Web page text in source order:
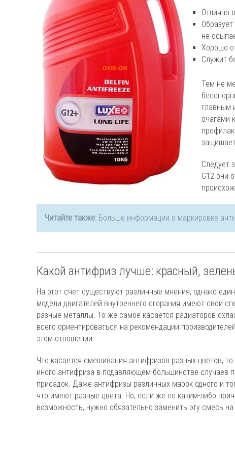
Отлично
не
Хорошо
Служит
Тем не
главным
очагами
Следует
G12 они
Читайте также: Больше информации о маркировке
Какой антифриз лучше: красный,
На этот счет существуют различные мнения, однако
модели двигателей внутреннего сгорания имеют свои
разные металлы. То же самое касается радиаторов
всего ориентироваться на рекомендации
этом отношении.
Что касается смешивания антифризов разных цветов,
иного антифриза в подавляющем большинстве случаев
присадок. Даже антифризы различных марок одного и
что имеют разные цвета. Но, если же по каким-либо
возможность, нужно обязательно заменить эту смесь